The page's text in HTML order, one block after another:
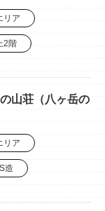
リア
2階
山荘（八ヶ岳の
リア
造